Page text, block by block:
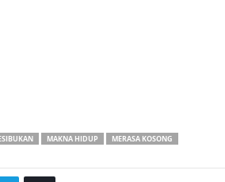
MAKNA HIDUP
MERASA KOSONG